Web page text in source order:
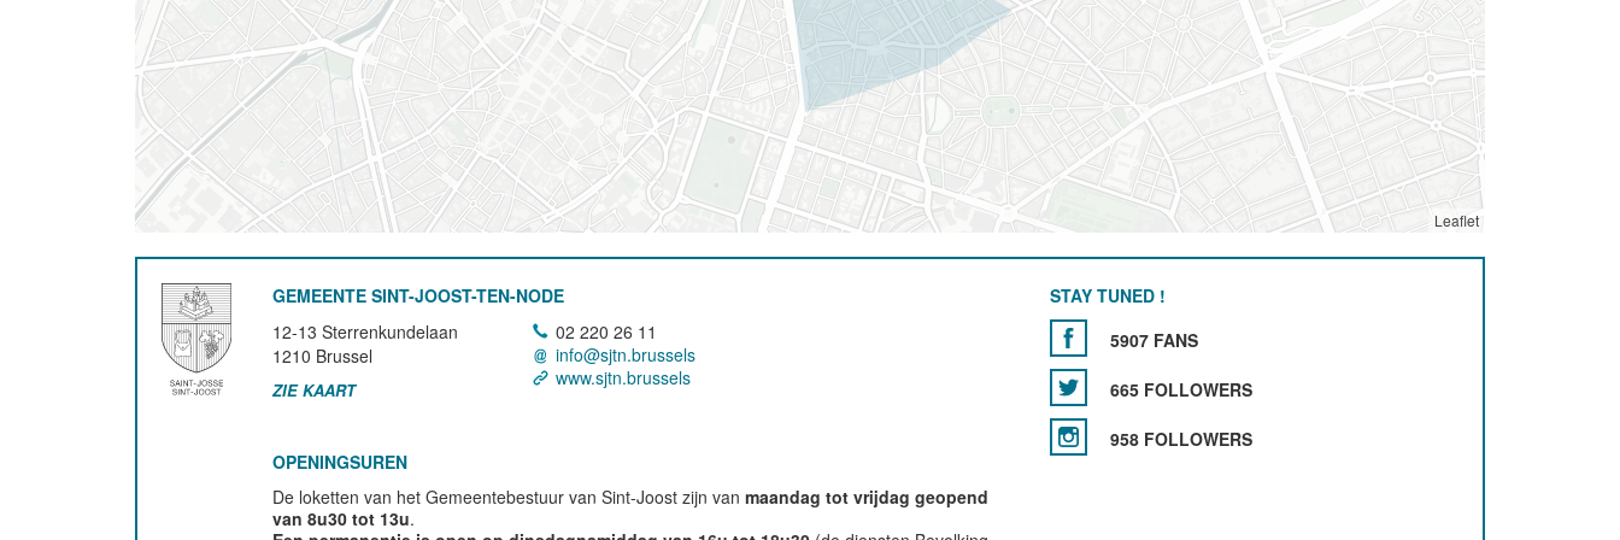
Leaflet
GEMEENTE SINT-JOOST-TEN-NODE
12-13 Sterrenkundelaan
1210 Brussel
ZIE KAART
02 220 26 11
info@sjtn.brussels
www.sjtn.brussels
OPENINGSUREN
De loketten van het Gemeentebestuur van Sint-Joost zijn vanmaandag tot vrijdag geopend
van 8u30 tot 13u.
STAY TUNED !
5907 FANS
665 FOLLOWERS
958 FOLLOWERS